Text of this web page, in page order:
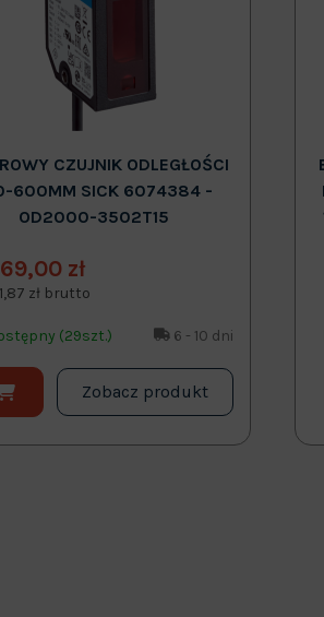
CZUJNIK ODLEGŁOŚCI
600MM SICK 6074384 -
OD2000-3502T15
zł
zł brutto
(29szt.) 6 - 10 dni
Zobacz produkt